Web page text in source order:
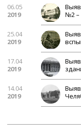
06.05
2019
№2 –
25.04
2019
17.04
2019
14.04
2019